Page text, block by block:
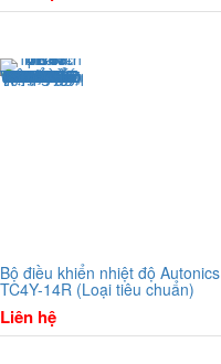
Bộ điều khiển nhiệt độ Autonics
TC4Y-14R (Loại tiêu chuẩn)
Liên hệ